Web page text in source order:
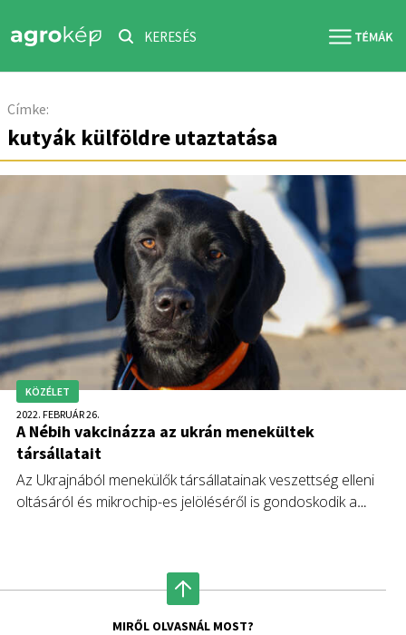
KERESÉS
Címke:
kutyák külföldre utaztatása
KÖZÉLET
2022. FEBRUÁR 26.
A Nébih vakcinázza az ukrán menekültek
társállatait
Az Ukrajnából menekülők társállatainak veszettség elleni
oltásáról és mikrochip-es jelöléséről is gondoskodik a
MIRŐL OLVASNÁL MOST?